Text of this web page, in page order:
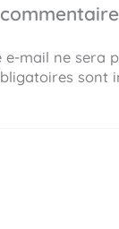
mail ne sera
sont